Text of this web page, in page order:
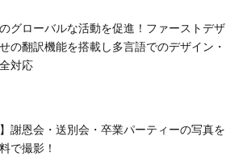
グローバルな活動を促進！ファーストデザ
の翻訳機能を搭載し多言語でのデザイン・
対応
謝恩会・送別会・卒業パーティーの写真を
で撮影！